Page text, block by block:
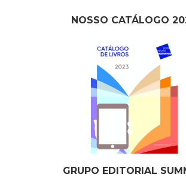
NOSSO CATÁLOGO
GRUPO EDITORIAL